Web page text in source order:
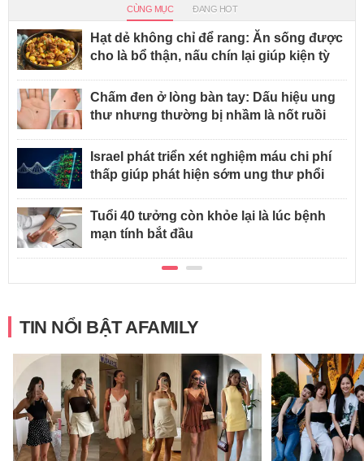
CÙNG MỤC ĐANG HOT
Hạt dẻ không chỉ để rang: Ăn sống được
cho là bổ thận, nấu chín lại giúp kiện tỳ
Chấm đen ở lòng bàn tay: Dấu hiệu ung
thư nhưng thường bị nhầm là nốt ruồi
Israel phát triển xét nghiệm máu chi phí
thấp giúp phát hiện sớm ung thư phổi
Tuổi 40 tưởng còn khỏe lại là lúc bệnh
mạn tính bắt đầu
TIN NỔI BẬT AFAMILY